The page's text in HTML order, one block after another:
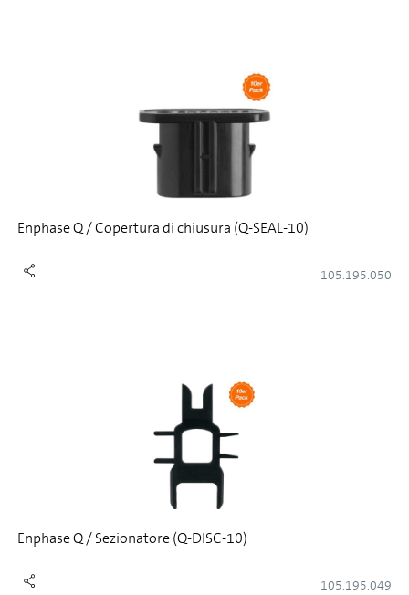
Enphase Q / Copertura di chiusura (Q-SEAL-10)
105.195.050
Enphase Q / Sezionatore (Q-DISC-10)
105.195.049